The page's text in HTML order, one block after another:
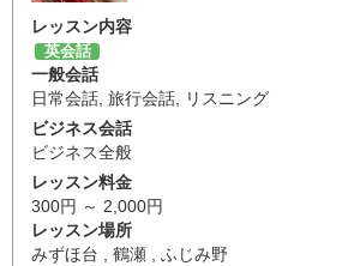
レッスン内容
英会話
一般会話
日常会話 旅行会話
リスニング
ビジネス会話
ビジネス全般
レッスン料金
300円 ～ 2,000円
レッスン場所
みずほ台 , 鶴瀬 , ふじみ野